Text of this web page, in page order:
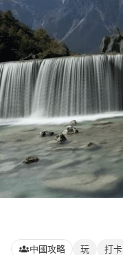
中國攻略 玩 打卡